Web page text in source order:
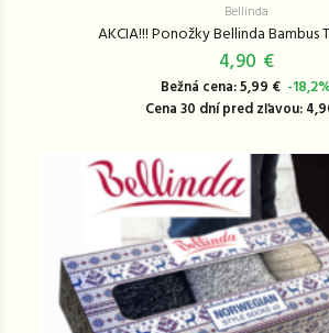
Bellinda
AKCIA!!! Ponožky Bellinda Bambus
4,90 €
Bežná cena: 5,99 € -
Cena 30 dní pred zľavou: